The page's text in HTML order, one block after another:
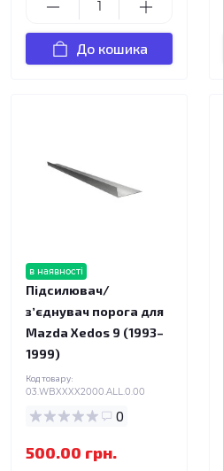
До кошика
в наявності
Підсилювач/
зʼєднувач порога для
Mazda Xedos 9 (1993–
1999)
Код товару:
03.WBXXXX2000.ALL.0.00
0
500.00 грн.